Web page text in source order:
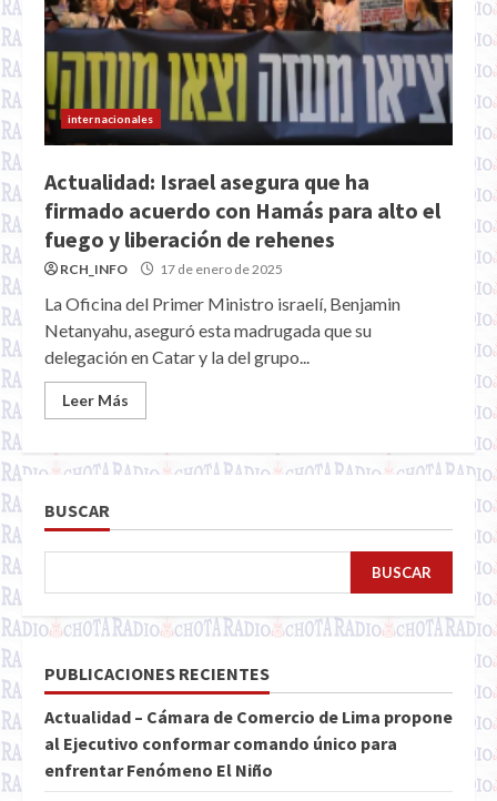
internacionales
Actualidad: Israel asegura que ha
firmado acuerdo con Hamás para alto el
fuego y liberación de rehenes
RCH_INFO 17 de enero de 2025
La Oficina del Primer Ministro israelí, Benjamin
Netanyahu, aseguró esta madrugada que su
delegación en Catar y la del grupo...
Leer Más
BUSCAR
BUSCAR
PUBLICACIONES RECIENTES
Actualidad – Cámara de Comercio de Lima propone
al Ejecutivo conformar comando único para
enfrentar Fenómeno El Niño